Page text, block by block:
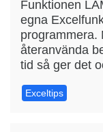
Funktionen
egna
programmera.
återanvända
tid så ger det
Exceltips